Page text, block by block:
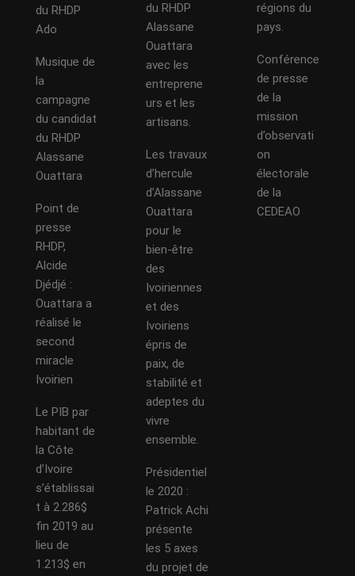
du RHDP
Ado
Musique de
la
campagne
du candidat
du RHDP
Alassane
Ouattara
Point de
presse
RHDP,
Alcide
Djédjé :
Ouattara a
réalisé le
second
miracle
Ivoirien
Le PIB par
habitant de
la Côte
d’Ivoire
s’établissai
t à 2.286$
fin 2019 au
lieu de
1.213$ en
du RHDP
Alassane
Ouattara
avec les
entreprene
urs et les
artisans.
Les travaux
d’hercule
d’Alassane
Ouattara
pour le
bien-être
des
Ivoiriennes
et des
Ivoiriens
épris de
paix, de
stabilité et
adeptes du
vivre
ensemble.
Présidentiel
le 2020 :
Patrick Achi
présente
les 5 axes
du projet de
régions du
pays.
Conférence
de presse
de la
mission
d’observati
on
électorale
de la
CEDEAO